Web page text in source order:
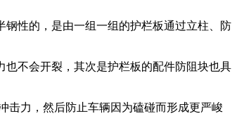
性的，是由一组一组的护栏板通过立柱、防
不会开裂，其次是护栏板的配件防阻块也具
击力，然后防止车辆因为磕碰而形成更严峻